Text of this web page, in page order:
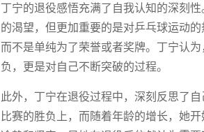
丁宁的退役感悟充满了自我认知的深刻
的渴望，但更加重要的是对乒乓球运动
而不是单纯为了荣誉或者奖牌。丁宁认
负，更是对自己不断突破的过程。
此外，丁宁在退役过程中，深刻反思了
比赛的胜负上，而随着年龄的增长，她